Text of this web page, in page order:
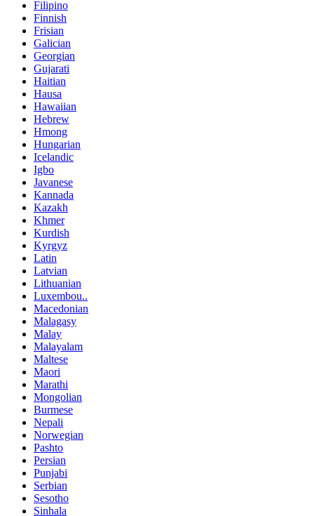
Filipino
Finnish
Frisian
Galician
Georgian
Gujarati
Haitian
Hausa
Hawaiian
Hebrew
Hmong
Hungarian
Icelandic
Igbo
Javanese
Kannada
Kazakh
Khmer
Kurdish
Kyrgyz
Latin
Latvian
Lithuanian
Luxembou..
Macedonian
Malagasy
Malay
Malayalam
Maltese
Maori
Marathi
Mongolian
Burmese
Nepali
Norwegian
Pashto
Persian
Punjabi
Serbian
Sesotho
Sinhala